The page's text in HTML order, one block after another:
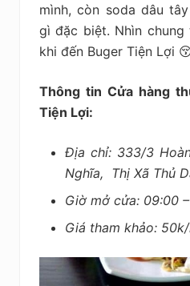
mình, còn soda dâu
gì đặc biệt. Nhìn
khi đến Buger Tiện Lợi
Thông tin Cửa hàng
Tiện Lợi:
Địa chỉ: 333/3
Nghĩa, Thị Xã Thủ
Giờ mở cửa: 09:00
Giá tham khảo: